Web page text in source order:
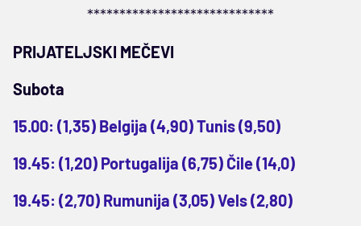
*****************************
PRIJATELJSKI MEČEVI
Subota
15.00: (1,35) Belgija (4,90) Tunis (9,50)
19.45: (1,20) Portugalija (6,75) Čile (14,0)
19.45: (2,70) Rumunija (3,05) Vels (2,80)